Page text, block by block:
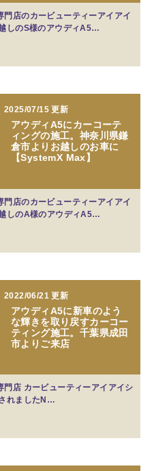
店のカービューティーアイアイ
しのS様のアウディA5…
2025/07/15 更新
アウディA5にカーコーテ
ィングの施工。神奈川県鎌
倉市よりお越しのお車に
【SystemX Max】
店のカービューティーアイアイ
しのA様のアウディA5…
2022/06/21 更新
アウディA5に新車のよう
な輝きを取り戻すカーコー
ティング施工。千葉県成田
市よりご来店
店 カービューティーアイアイシ
れましたN…